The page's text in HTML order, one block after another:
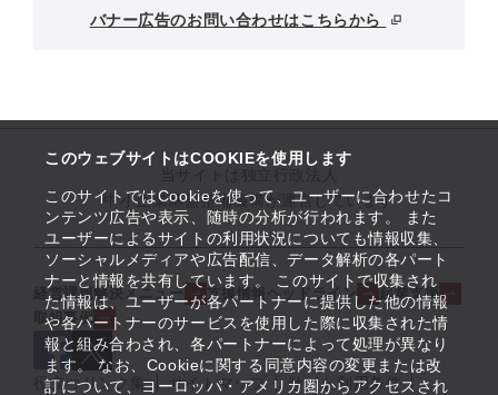
このウェブサイトはCOOKIEを使用します
このサイトではCookieを使って、ユーザーに合わせたコ
ンテンツ広告や表示、随時の分析が行われます。 また
ユーザーによるサイトの利用状況についても情報収集、
ソーシャルメディアや広告配信、データ解析の各パート
ナーと情報を共有しています。 このサイトで収集され
た情報は、ユーザーが各パートナーに提供した他の情報
や各パートナーのサービスを使用した際に収集された情
報と組み合わされ、各パートナーによって処理が異なり
ます。 なお、Cookieに関する同意内容の変更または改
訂について、ヨーロッパ・アメリカ圏からアクセスされ
バナー広告のお問い合わせはこちらから
中小企業基盤整備機構が運営しています
経営課題解決メニュー 支援情報ヘッドライン
起業支援
取組事例
役立つリンク集 サイトマップ サイト利用条件